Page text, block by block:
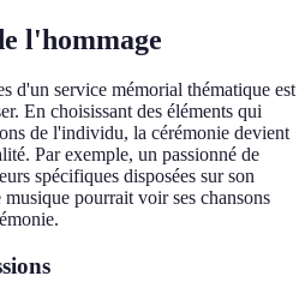
l'hommage
d'un service mémorial thématique est
En choisissant des éléments qui
de l'individu, la cérémonie devient
Par exemple, un passionné de
spécifiques disposées sur son
pourrait voir ses chansons